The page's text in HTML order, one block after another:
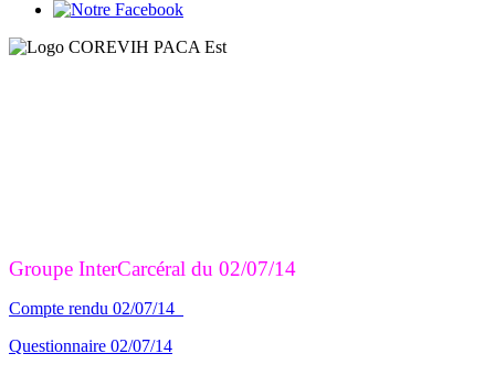
Groupe InterCarcéral du 02/07/14
Compte rendu 02/07/14
Questionnaire 02/07/14